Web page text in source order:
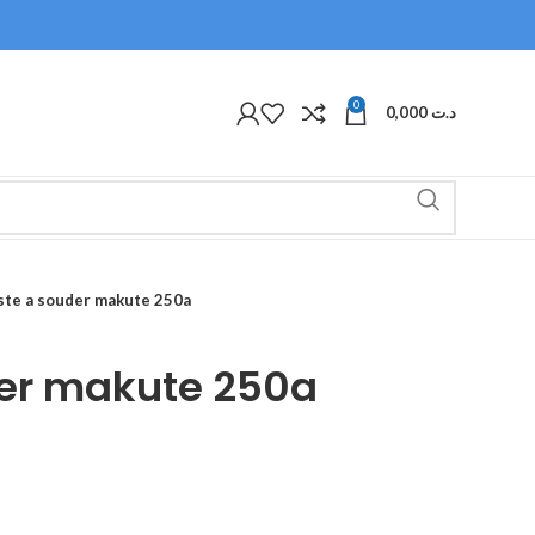
0 د.ت
a souder makute 250a
makute 250a